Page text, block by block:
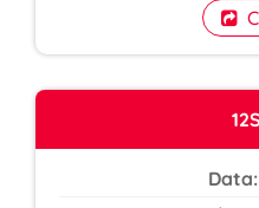
Data: